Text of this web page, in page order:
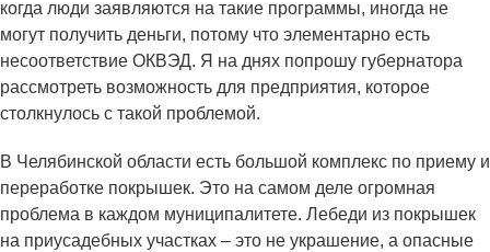
когда люди заявляются на такие программы, иногда не
могут получить деньги, потому что элементарно есть
несоответствие ОКВЭД. Я на днях попрошу губернатора
рассмотреть возможность для предприятия, которое
столкнулось с такой проблемой.
В Челябинской области есть большой комплекс по приему и
переработке покрышек. Это на самом деле огромная
проблема в каждом муниципалитете. Лебеди из покрышек
на приусадебных участках – это не украшение, а опасные